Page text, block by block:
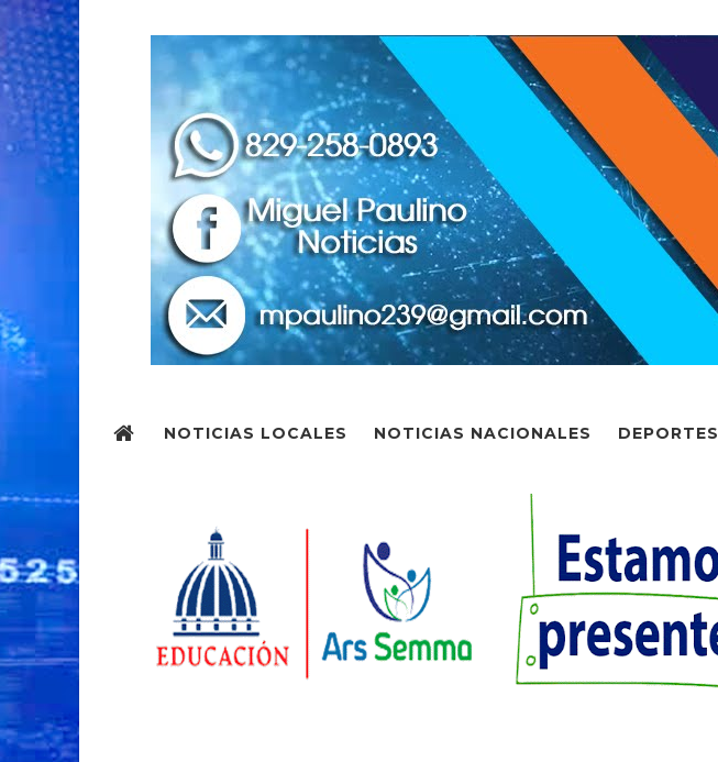
NOTICIAS LOCALES NOTICIAS NACIONALES DEPORTES